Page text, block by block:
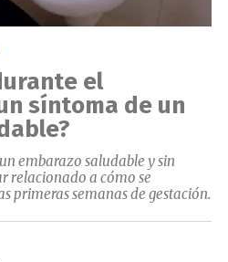
el
síntoma de un
embarazo saludable y sin
relacionado a cómo se
primeras semanas de gestación.